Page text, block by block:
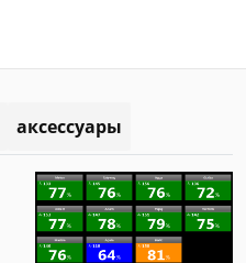
аксессуары